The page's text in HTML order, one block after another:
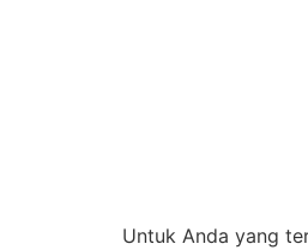
Untuk Anda yang